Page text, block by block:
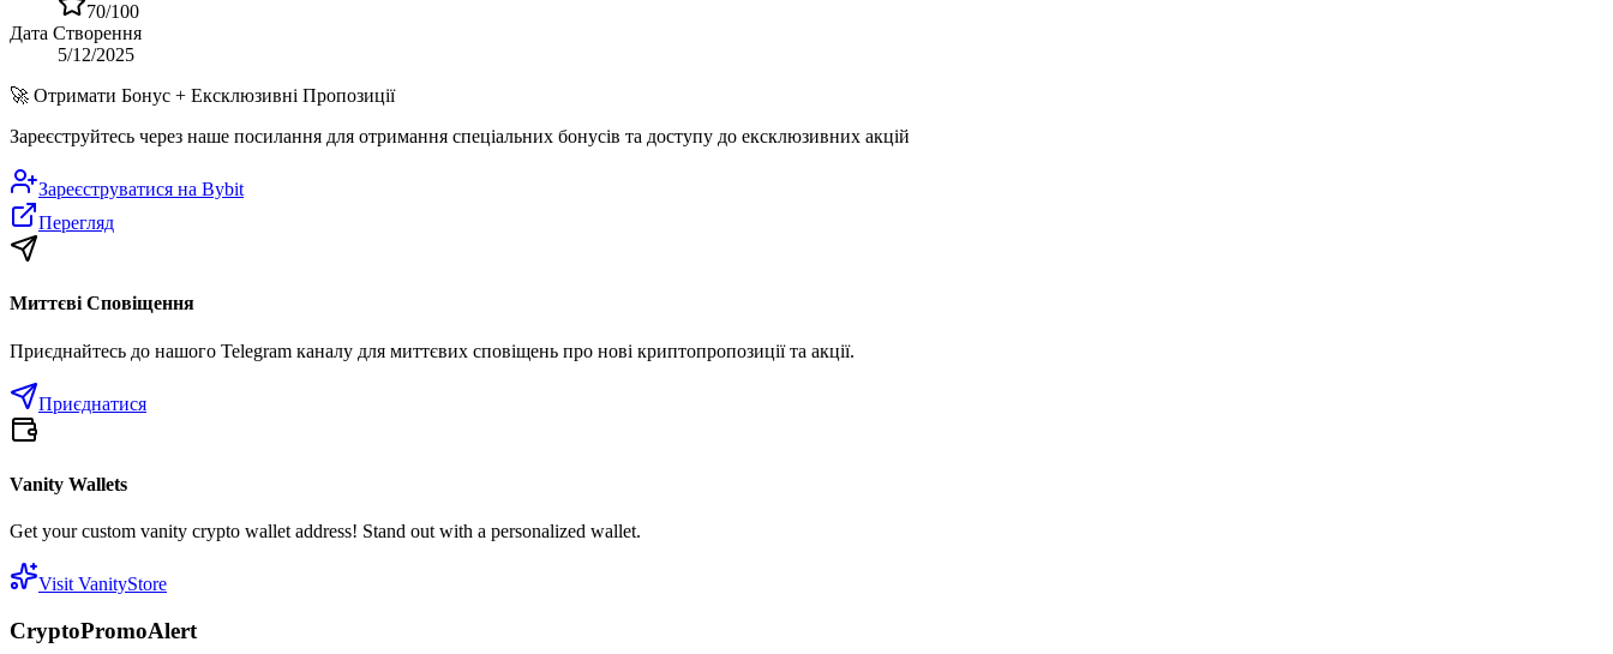
70/100
Дата Створення
5/12/2025
🚀 Отримати Бонус + Ексклюзивні Пропозиції
Зареєструйтесь через наше посилання для отримання спеціальних бонусів та доступу до ексклюзивних акцій
Зареєструватися на Bybit
Перегляд
Миттєві Сповіщення
Приєднайтесь до нашого Telegram каналу для миттєвих сповіщень про нові криптопропозиції та акції.
Приєднатися
Vanity Wallets
Get your custom vanity crypto wallet address! Stand out with a personalized wallet.
Visit VanityStore
CryptoPromoAlert